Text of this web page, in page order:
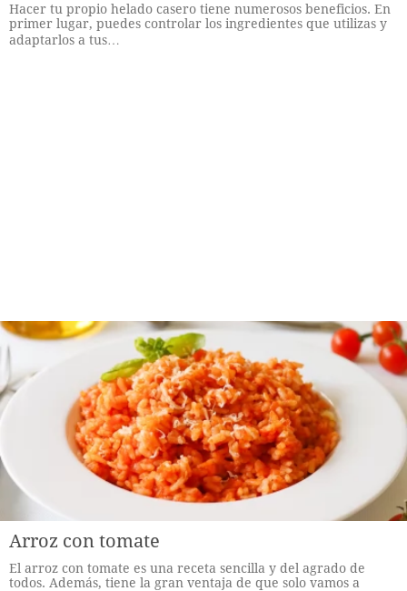
Hacer tu propio helado casero tiene numerosos beneficios. En
primer lugar, puedes controlar los ingredientes que utilizas y
adaptarlos a tus…
Arroz con tomate
El arroz con tomate es una receta sencilla y del agrado de
todos. Además, tiene la gran ventaja de que solo vamos a